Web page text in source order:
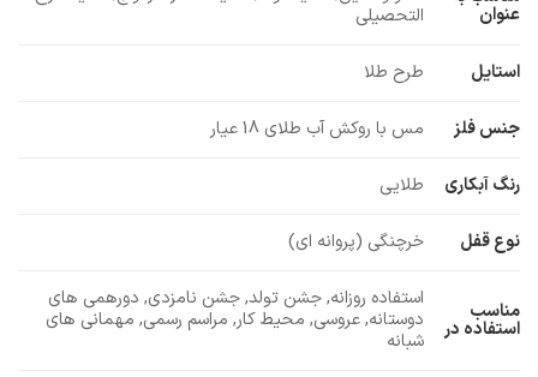
عنوان
التحصیلی
استایل طرح طلا
جنس فلز مس با روکش آب طلای 18 عیار
رنگ آبکاری طلایی
نوع قفل خرچنگی (پروانه ای)
مناسب
استفاده در
استفاده روزانه, جشن تولد, جشن نامزدی, دورهمی های
دوستانه, عروسی, محیط کار, مراسم رسمی, مهمانی های
شبانه